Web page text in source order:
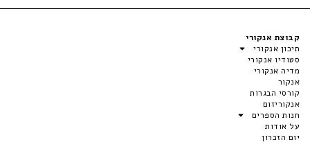
קבוצת אנקורי
תיכון אנקורי
סטודיו אנקורי
מדיה אנקורי
אנקור
קורסי הבגרות
אנקוריזום
חנות הספרים
על אודות
יום הזכרון